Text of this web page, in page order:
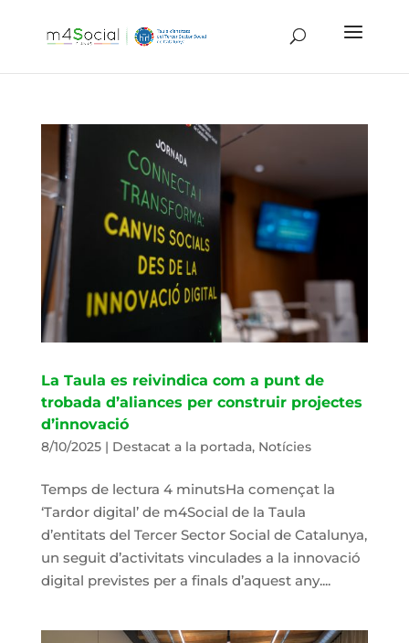
La Taula es reivindica com a punt de
trobada d’aliances per construir projectes
d’innovació
8/10/2025| Destacat a la portada, Notícies
Temps de lectura 4 minutsHa començat la
‘Tardor digital’ de m4Social de la Taula
d’entitats del Tercer Sector Social de Catalunya,
un seguit d’activitats vinculades a la innovació
digital previstes per a finals d’aquest any....